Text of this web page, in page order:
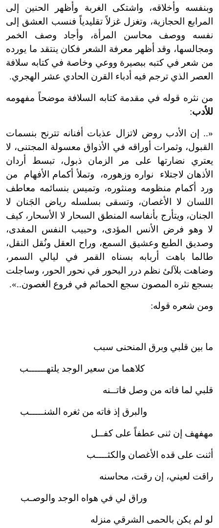
وبنفسه وأخلاقه، واشتكى الغربة وأظهر الحنين إلى
المرابع الحجازية، وتغزل غزلاً تقليدياً فنسب العشق إلى
نفسه ووصف محاسن المرأة، وأجاد وصف الخمر
ومجالسها، وقد أظهر معرفة الشعر فكان ينتقد ما يورده
من شعر في كتبه ببصيرة ووعي وخاصة في كتابه سلافة
العصر الذي ترجم فيه أدباء القرن الحادي عشر الهجري.
من نثره قوله في مقدمة كتابه السلافة موضحاً مفهومه
للأدب:
«.. إن الأدب روض لاتزال عذبات أفنانه تترنح بنسمات
القبول، وثمرات أوراقه في الأذواق معسولة المجتنى، لا
يعتري نضارتها على مر الزمان ذبول، تبسط أردان
الأذهان لاجتلاء نواره وزهوره، وتملأ أكمام الأفهام من
ورد أكمام منظومه ومنثوره، وتميس بنسائمه معاطف
اللسان لا الأغصان، وتسقى بسلسله رياض الجَنان لا
الجنان، ويتأرج بأنفاسه المنطق السحار لا الأسحار، كيف
لا وهو فرض الأنس المؤدى، وحبيب النفس المفدى،
وصديق الطبع وعشيق السمع، وراح العقل ونُقل النقل،
طالما باهت أربابه بسناه القمر في ليالي السمر،
وضاهت بلآلئ نظم درر البحور في نحور الحور، وساجلت
بسجع نثره المصون سجع الحمائم في فروع الغصون..».
ومن شعره قوله:
ما بين قلبي وبرق المنحنى سبب
كلاهما من سعير الوجد يلتهــــــب
قلبي لما فاته من وصل فاتــنه
والبرق إذ فاته من ثغره الشنـــــب
مهفهف إن ثنى عطفاً على كفــل
أثنت على قده الأغصان والكثــــب
راقت لعيني، إن رقت، محاسنه
وراق لي في هواه الوجد والوصـب
لو لم يكن بالحمى الشرقي منزله